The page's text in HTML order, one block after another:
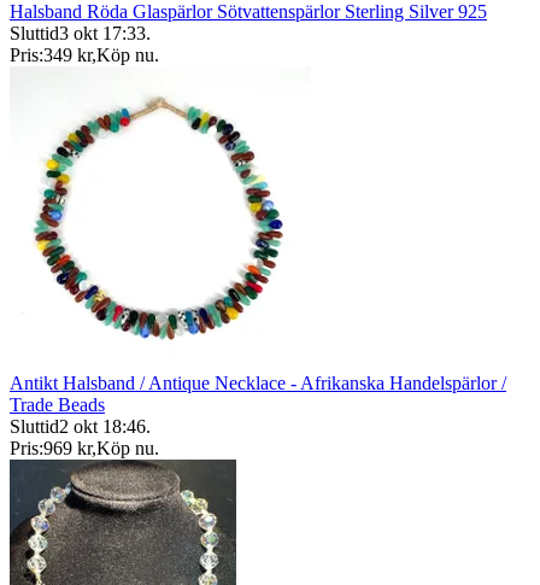
Halsband Röda Glaspärlor Sötvattenspärlor Sterling Silver 925
Sluttid3 okt 17:33.
Pris:349 kr,Köp nu.
Antikt Halsband / Antique Necklace - Afrikanska Handelspärlor /
Trade Beads
Sluttid2 okt 18:46.
Pris:969 kr,Köp nu.